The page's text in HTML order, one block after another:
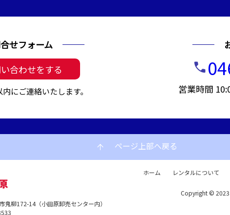
せフォーム
合わせをする
にご連絡いたします。
call
営業時間
arrow_upward ページ上部へ戻る
柳172-14（小田原卸売センター内）
ホーム レンタルについて
Copyright © 2023